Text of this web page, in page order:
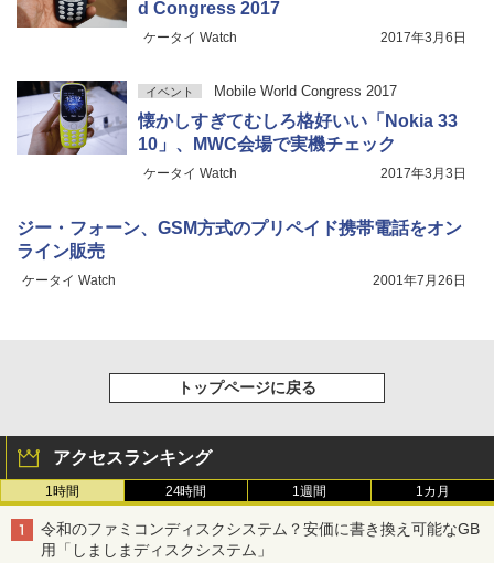
d Congress 2017
ケータイ Watch 2017年3月6日
イベント Mobile World Congress 2017
懐かしすぎてむしろ格好いい「Nokia 33
10」、MWC会場で実機チェック
ケータイ Watch 2017年3月3日
ジー・フォーン、GSM方式のプリペイド携帯電話をオン
ライン販売
ケータイ Watch 2001年7月26日
トップページに戻る
アクセスランキング
1時間 24時間 1週間 1カ月
令和のファミコンディスクシステム？安価に書き換え可能なGB
用「しましまディスクシステム」